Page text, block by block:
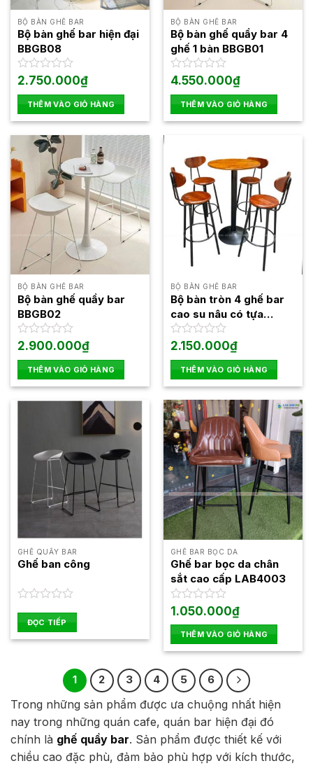
BỘ BÀN GHẾ BAR
Bộ bàn ghế bar hiện đại
BBGB08
Được
hạng
0
5
sao
2.750.000₫
THÊM VÀO GIỎ HÀNG
BỘ BÀN GHẾ BAR
Bộ bàn ghế quầy bar 4
ghế 1 bàn BBGB01
Được
hạng
0
5
4.550.000₫
THÊM VÀO GIỎ HÀNG
BỘ BÀN GHẾ BAR
Bộ bàn ghế quầy bar
BBGB02
Được
hạng
0
5
sao
2.900.000₫
THÊM VÀO GIỎ HÀNG
BỘ BÀN GHẾ BAR
Bộ bàn tròn 4 ghế bar
cao su nâu có tựa
BBGB06
Được
hạng
0
5
sao
2.150.000₫
THÊM VÀO GIỎ HÀNG
GHẾ QUẦY BAR
Ghế ban công
xếp
hạng
0
ĐỌC TIẾP
GHẾ BAR BỌC DA
Ghế bar bọc da chân
sắt cao cấp LAB4003
Được
hạng
0
5
1.050.000₫
THÊM VÀO GIỎ HÀNG
1 2 3 4 5 6
Trong những sản phẩm được ưa chuộng nhất hiện
nay trong những quán cafe, quán bar hiện đại đó
chính là ghế quầy bar. Sản phẩm được thiết kế với
chiều cao đặc phù, đảm bảo phù hợp với kích thước,